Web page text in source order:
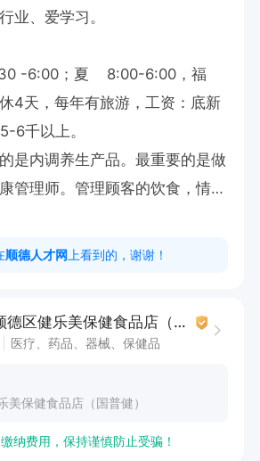
业、爱学习。
-6:00；夏	8:00-6:00，福
4天，每年有旅游，工资：底新
千以上。
是内调养生产品。最重要的是做
管理师。管理顾客的饮食，情
艾灸，拔罐类的售后服务。
（来电说明在顺德人才
顺德人才网 上看到的，谢谢！
佛山市顺德区健乐美保健食品店（国普健）
医疗、药品、器械、保健品
美保健食品店（国普健）
纳费用，保持谨慎防止受骗！